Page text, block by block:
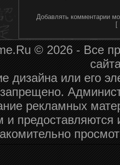
Добавлять комментарии
[
© 2026 - Все
дизайна или его
рекламных
и предоставляются